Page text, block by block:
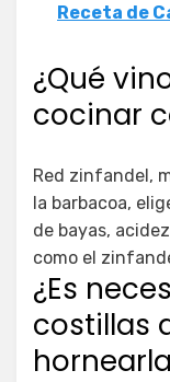
Receta de
¿Qué
cocinar
Red zinfandel,
la barbacoa,
de bayas,
como el
¿Es
costillas